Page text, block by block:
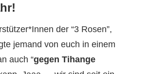
der “3 Rosen”,
jemand von euch in einem
auch “gegen Tihange